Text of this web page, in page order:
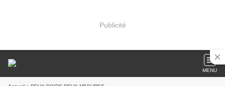
Publicité
MENU